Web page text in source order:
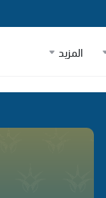
المزيد